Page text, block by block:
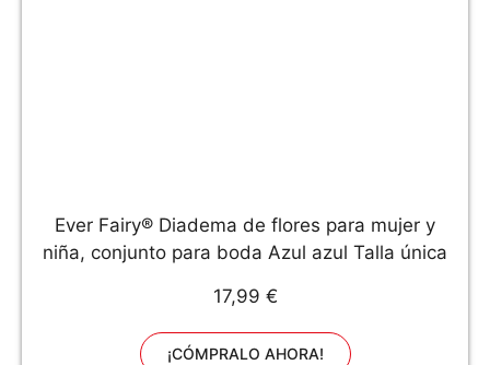
Ever Fairy® Diadema de flores para mujer y
niña, conjunto para boda Azul azul Talla única
17,99 €
¡CÓMPRALO AHORA!